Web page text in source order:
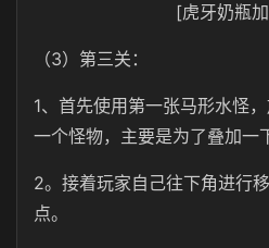
[虎牙奶瓶
（3）第三关：
1、首先使用第一张马形水怪
一个怪物，主要是为了叠加一
2。接着玩家自己往下角进行
点。